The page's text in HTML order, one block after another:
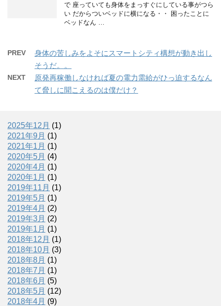
で 座っていても身体をまっすぐにしている事がつら
い だからついベッドに横になる・・ 困ったことに
ベッドなん …
PREV
身体の苦しみをよそにスマートシティ構想が動き出し
そうだ。。
NEXT
原発再稼働しなければ夏の電力需給がひっ迫するなん
て脅しに聞こえるのは僕だけ？
2025年12月 (1)
2021年9月 (1)
2021年1月 (1)
2020年5月 (4)
2020年4月 (1)
2020年1月 (1)
2019年11月 (1)
2019年5月 (1)
2019年4月 (2)
2019年3月 (2)
2019年1月 (1)
2018年12月 (1)
2018年10月 (3)
2018年8月 (1)
2018年7月 (1)
2018年6月 (5)
2018年5月 (12)
2018年4月 (9)